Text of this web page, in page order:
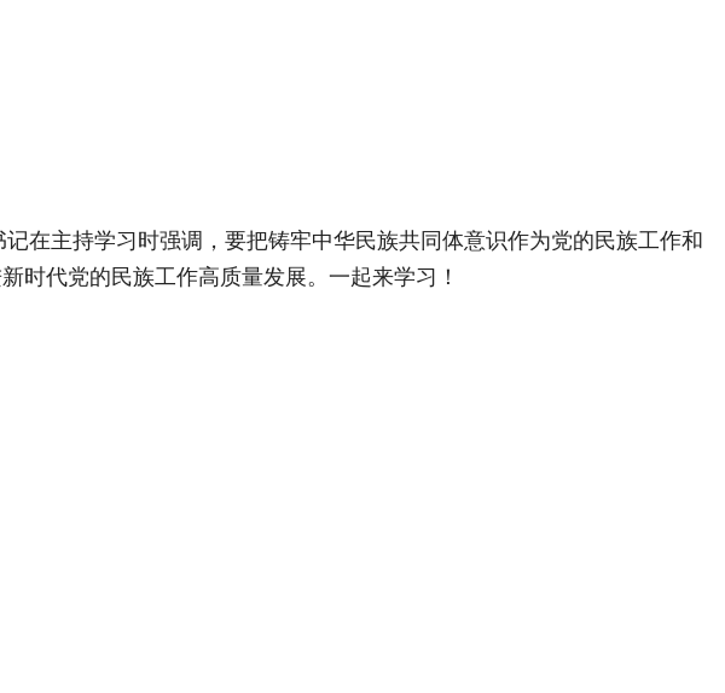
在主持学习时强调，要把铸牢中华民族共同体意识作为党的民族工作和
时代党的民族工作高质量发展。一起来学习！